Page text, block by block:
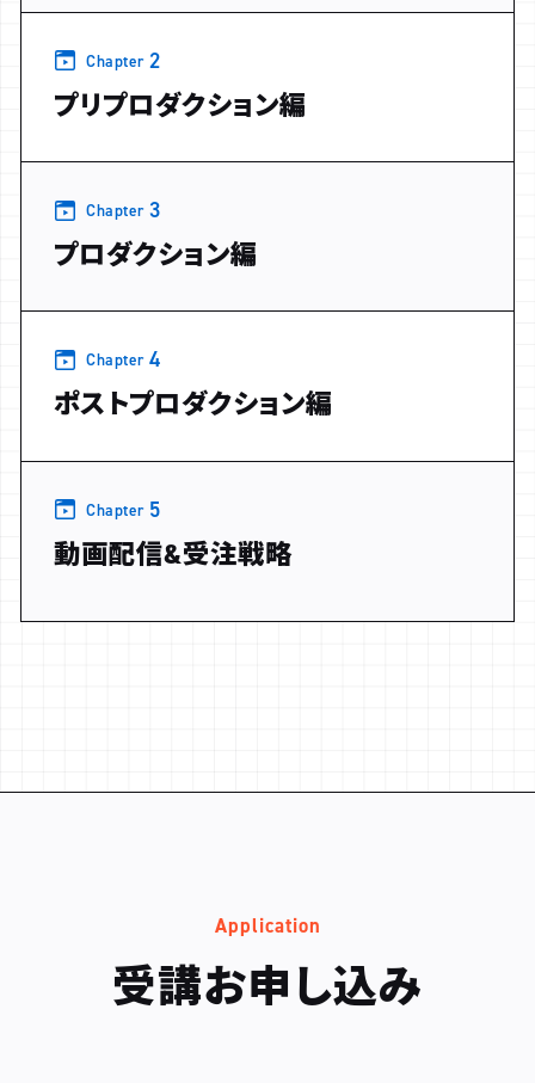
Chapter 2
プリプロダクション編
Chapter 3
プロダクション編
Chapter 4
ポストプロダクション編
Chapter 5
動画配信&受注戦略
Application
受講お申し込み